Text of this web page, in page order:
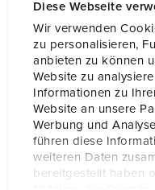
Diese Webseite
Wir verwenden
zu personalisieren,
anbieten zu können
Website zu
Informationen zu
Website an unsere
Werbung und
führen diese
weiteren Daten
bereitgestellt haben
Ampere
Voltaggio
Posizioni orologio
Hertz
Tecnologie di